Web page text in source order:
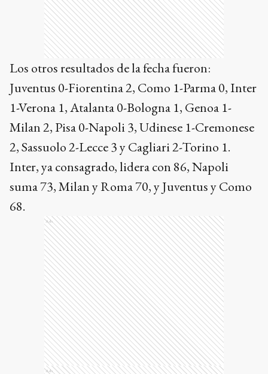
Los otros resultados de la fecha fueron:
Juventus 0-Fiorentina 2, Como 1-Parma 0, Inter
1-Verona 1, Atalanta 0-Bologna 1, Genoa 1-
Milan 2, Pisa 0-Napoli 3, Udinese 1-Cremonese
2, Sassuolo 2-Lecce 3 y Cagliari 2-Torino 1.
Inter, ya consagrado, lidera con 86, Napoli
suma 73, Milan y Roma 70, y Juventus y Como
68.
Ads
Ads